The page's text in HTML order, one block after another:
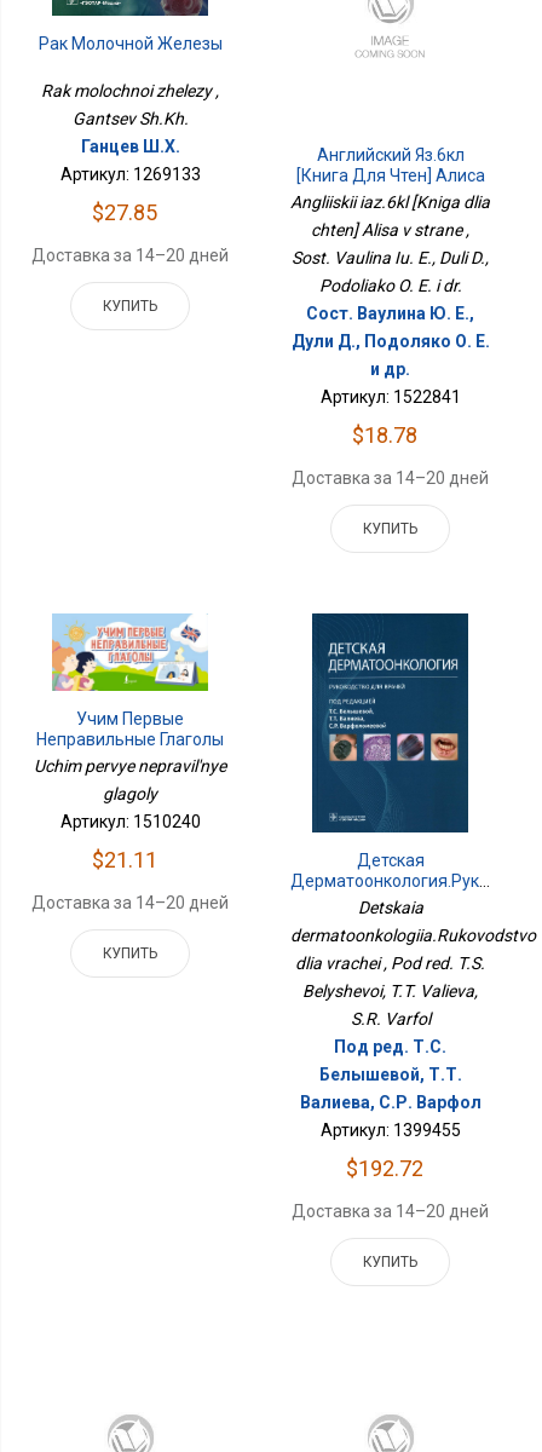
Рак Молочной Железы
Rak molochnoi zhelezy ,
Gantsev Sh.Kh.
Ганцев Ш.Х.
Артикул: 1269133
$27.85
Доставка за 14–20 дней
КУПИТЬ
Английский Яз.6кл
[Книга Для Чтен] Алиса
В Стране
Angliiskii iaz.6kl [Kniga dlia
chten] Alisa v strane ,
Sost. Vaulina Iu. E., Duli D.,
Podoliako O. E. i dr.
Сост. Ваулина Ю. Е.,
Дули Д., Подоляко О. Е.
и др.
Артикул: 1522841
$18.78
Доставка за 14–20 дней
КУПИТЬ
Учим Первые
Неправильные Глаголы
Uchim pervye nepravil'nye
glagoly
Артикул: 1510240
$21.11
Доставка за 14–20 дней
КУПИТЬ
Детская
Для Врачей
Detskaia
dermatoonkologiia.Rukovodstvo
dlia vrachei , Pod red. T.S.
Belyshevoi, T.T. Valieva,
S.R. Varfol
Под ред. Т.С.
Белышевой, Т.Т.
Валиева, С.Р. Варфол
Артикул: 1399455
$192.72
Доставка за 14–20 дней
КУПИТЬ